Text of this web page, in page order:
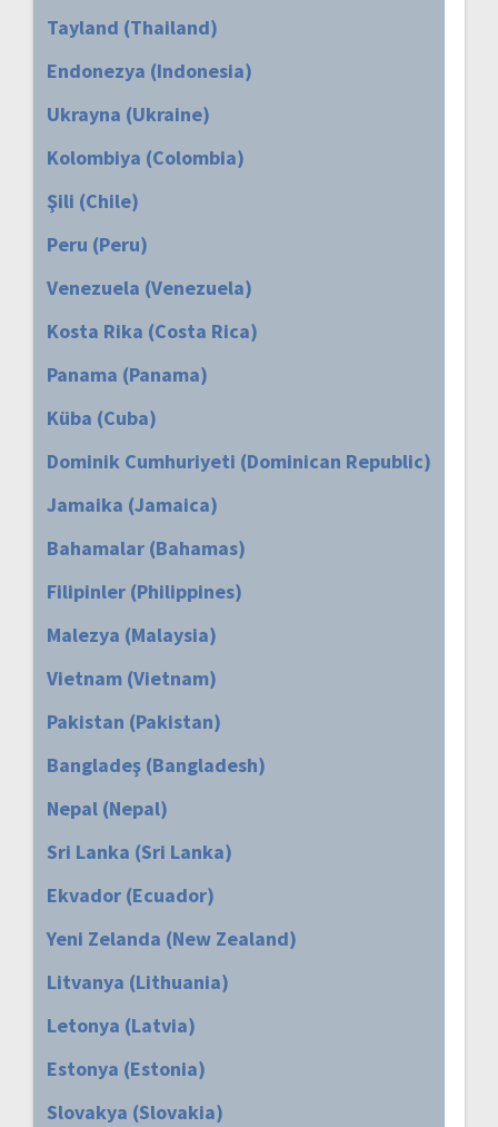
Tayland (Thailand)
Endonezya (Indonesia)
Ukrayna (Ukraine)
Kolombiya (Colombia)
Şili (Chile)
Peru (Peru)
Venezuela (Venezuela)
Kosta Rika (Costa Rica)
Panama (Panama)
Küba (Cuba)
Dominik Cumhuriyeti (Dominican Republic)
Jamaika (Jamaica)
Bahamalar (Bahamas)
Filipinler (Philippines)
Malezya (Malaysia)
Vietnam (Vietnam)
Pakistan (Pakistan)
Bangladeş (Bangladesh)
Nepal (Nepal)
Sri Lanka (Sri Lanka)
Ekvador (Ecuador)
Yeni Zelanda (New Zealand)
Litvanya (Lithuania)
Letonya (Latvia)
Estonya (Estonia)
Slovakya (Slovakia)